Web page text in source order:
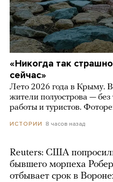
«Никогда так
сейчас»
Лето 2026 года в Крыму.
жители полуострова — без
работы и туристов.
ИСТОРИИ 8 часов назад
Reuters: США
бывшего морпеха
отбывает срок в